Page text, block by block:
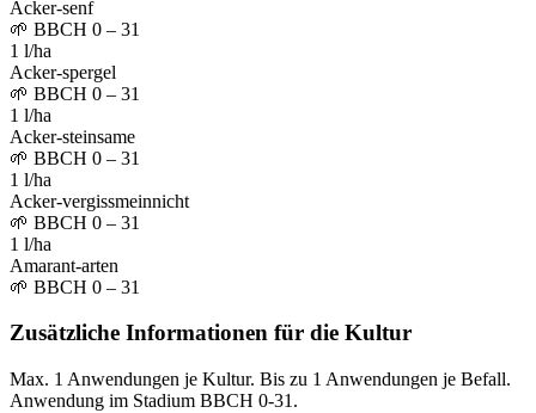
Acker-senf
🌱 BBCH 0 – 31
1 l/ha
Acker-spergel
🌱 BBCH 0 – 31
1 l/ha
Acker-steinsame
🌱 BBCH 0 – 31
1 l/ha
Acker-vergissmeinnicht
🌱 BBCH 0 – 31
1 l/ha
Amarant-arten
🌱 BBCH 0 – 31
Zusätzliche Informationen für die Kultur
Max. 1 Anwendungen je Kultur. Bis zu 1 Anwendungen je Befall.
Anwendung im Stadium BBCH 0-31.